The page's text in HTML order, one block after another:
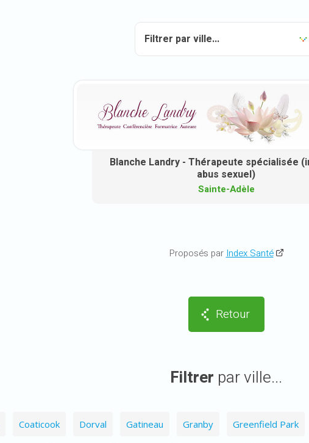
Blanche Landry - Thérapeute spécialisée
abus sexuel)
Sainte-Adèle
Proposés parIndex Santé
Retour
Filtrer par ville...
Coaticook Dorval Gatineau Granby Greenfield Park